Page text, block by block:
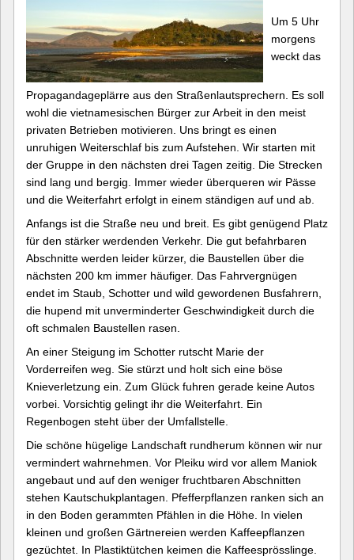
Um 5 Uhr
morgens
weckt das
Propagandageplärre aus den Straßenlautsprechern. Es soll
wohl die vietnamesischen Bürger zur Arbeit in den meist
privaten Betrieben motivieren. Uns bringt es einen
unruhigen Weiterschlaf bis zum Aufstehen. Wir starten mit
der Gruppe in den nächsten drei Tagen zeitig. Die Strecken
sind lang und bergig. Immer wieder überqueren wir Pässe
und die Weiterfahrt erfolgt in einem ständigen auf und ab.
Anfangs ist die Straße neu und breit. Es gibt genügend Platz
für den stärker werdenden Verkehr. Die gut befahrbaren
Abschnitte werden leider kürzer, die Baustellen über die
nächsten 200 km immer häufiger. Das Fahrvergnügen
endet im Staub, Schotter und wild gewordenen Busfahrern,
die hupend mit unverminderter Geschwindigkeit durch die
oft schmalen Baustellen rasen.
An einer Steigung im Schotter rutscht Marie der
Vorderreifen weg. Sie stürzt und holt sich eine böse
Knieverletzung ein. Zum Glück fuhren gerade keine Autos
vorbei. Vorsichtig gelingt ihr die Weiterfahrt. Ein
Regenbogen steht über der Umfallstelle.
Die schöne hügelige Landschaft rundherum können wir nur
vermindert wahrnehmen. Vor Pleiku wird vor allem Maniok
angebaut und auf den weniger fruchtbaren Abschnitten
stehen Kautschukplantagen. Pfefferpflanzen ranken sich an
in den Boden gerammten Pfählen in die Höhe. In vielen
kleinen und großen Gärtnereien werden Kaffeepflanzen
gezüchtet. In Plastiktütchen keimen die Kaffeesprösslinge.